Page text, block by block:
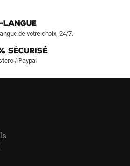
LANGUE
de votre choix, 24/7.
Sécurisé
/ Paypal